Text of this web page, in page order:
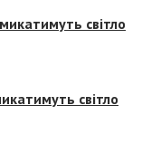
світло
світло